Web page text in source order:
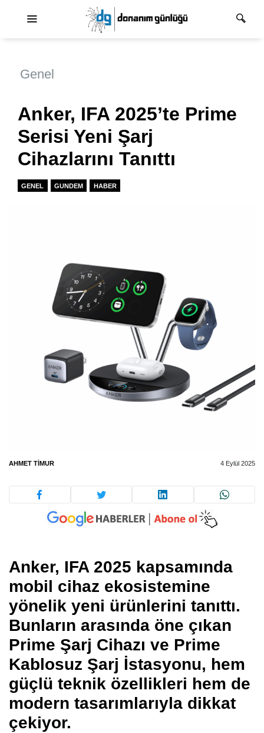
Genel
Anker, IFA 2025’te Prime
Serisi Yeni Şarj
Cihazlarını Tanıttı
GENEL GUNDEM HABER
AHMET TIMUR 4 Eylül 2025
Anker, IFA 2025 kapsamında
mobil cihaz ekosistemine
yönelik yeni ürünlerini tanıttı.
Bunların arasında öne çıkan
Prime Şarj Cihazı ve Prime
Kablosuz Şarj İstasyonu, hem
güçlü teknik özellikleri hem de
modern tasarımlarıyla dikkat
çekiyor.